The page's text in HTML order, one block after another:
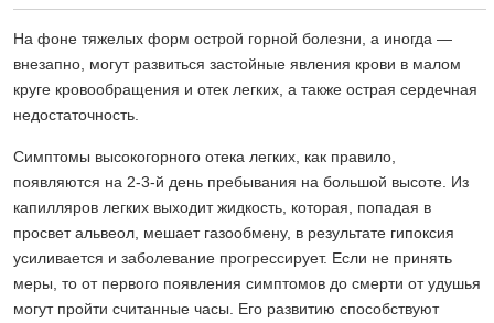
На фоне тяжелых форм острой горной болезни, а иногда —
внезапно, могут развиться застойные явления крови в малом
круге кровообращения и отек легких, а также острая сердечная
недостаточность.
Симптомы высокогорного отека легких, как правило,
появляются на 2-3-й день пребывания на большой высоте. Из
капилляров легких выходит жидкость, которая, попадая в
просвет альвеол, мешает газообмену, в результате гипоксия
усиливается и заболевание прогрессирует. Если не принять
меры, то от первого появления симптомов до смерти от удушья
могут пройти считанные часы. Его развитию способствуют